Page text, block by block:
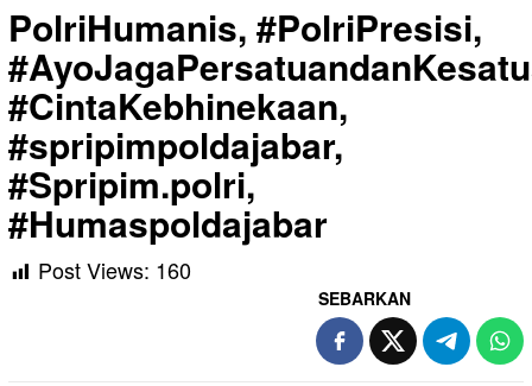
PolriHumanis, #PolriPresisi,
#CintaKebhinekaan,
#spripimpoldajabar,
#Spripim.polri,
#Humaspoldajabar
Post Views: 160
SEBARKAN